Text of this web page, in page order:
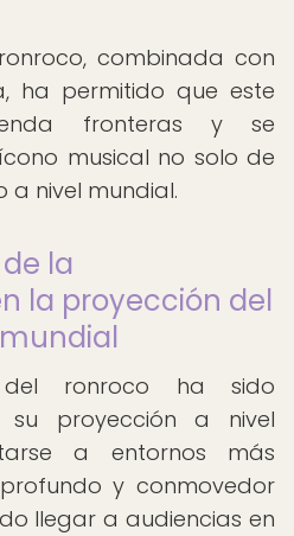
combinada con
ha permitido que este
fronteras y se
musical no solo de
a nivel mundial.
la
la proyección del
del ronroco ha sido
su proyección a nivel
a entornos más
y conmovedor
llegar a audiencias en